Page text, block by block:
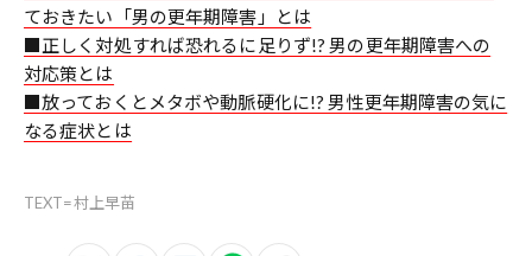
ておきたい「男の更年期障害」とは
■正しく対処すれば恐れるに足りず!? 男の更年期障害への
対応策とは
■放っておくとメタボや動脈硬化に!? 男性更年期障害の気に
なる症状とは
TEXT=村上早苗